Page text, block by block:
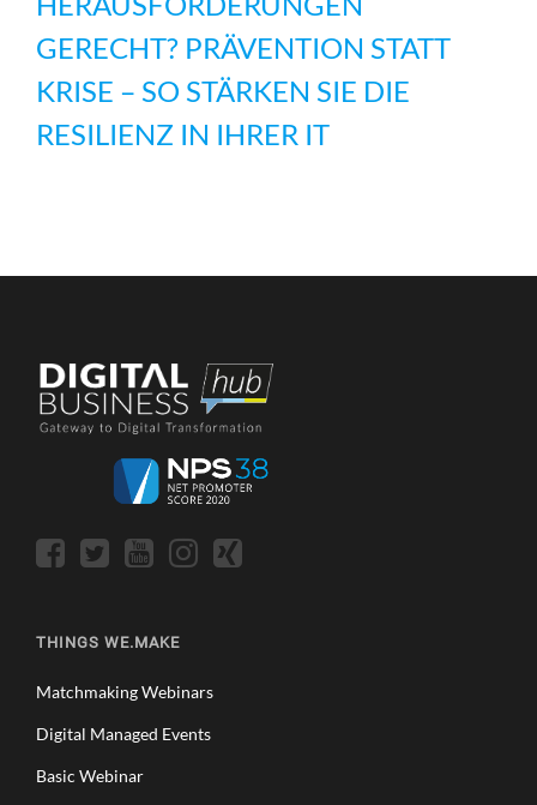
GERECHT? PRÄVENTION STATT
KRISE – SO STÄRKEN SIE DIE
RESILIENZ IN IHRER IT
THINGS WE.MAKE
Matchmaking Webinars
Digital Managed Events
Basic Webinar